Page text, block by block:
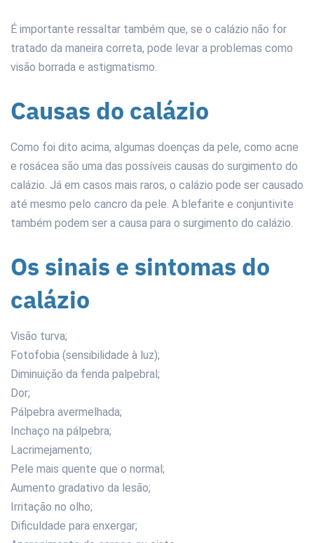
É importante ressaltar também que, se o calázio não for
tratado da maneira correta, pode levar a problemas como
visão borrada e astigmatismo.
Causas do calázio
Como foi dito acima, algumas doenças da pele, como acne
e rosácea são uma das possíveis causas do surgimento do
calázio. Já em casos mais raros, o calázio pode ser causado
até mesmo pelo cancro da pele. A blefarite e conjuntivite
também podem ser a causa para o surgimento do calázio.
Os sinais e sintomas do
calázio
Visão turva;
Fotofobia (sensibilidade à luz);
Diminuição da fenda palpebral;
Dor;
Pálpebra avermelhada;
Inchaço na pálpebra;
Lacrimejamento;
Pele mais quente que o normal;
Aumento gradativo da lesão;
Irritação no olho;
Dificuldade para enxergar;